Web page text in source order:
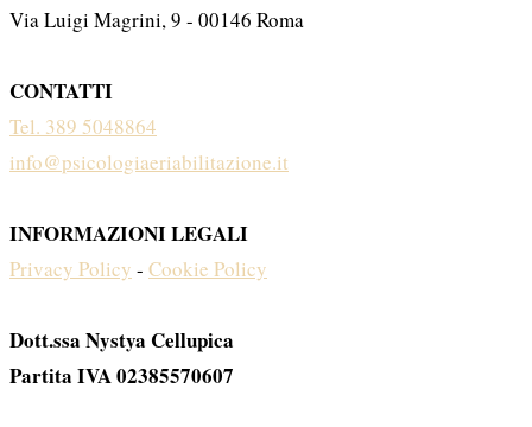
Via Luigi Magrini, 9 - 00146 Roma
CONTATTI
Tel. 389 5048864
info@psicologiaeriabilitazione.it
INFORMAZIONI LEGALI
Privacy Policy - Cookie Policy
Dott.ssa Nystya Cellupica
Partita IVA 02385570607